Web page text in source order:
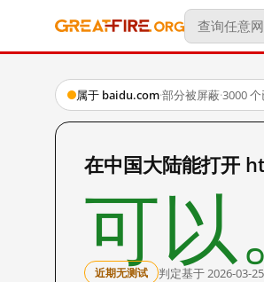
属于 baidu.com·部分被屏蔽·3000
在中国大陆能打开
可以
近期无测试 判定基于 2026-03-